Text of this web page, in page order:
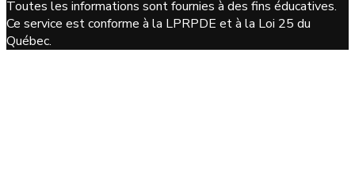
Toutes les informations sont fournies à des fins éducatives.
Ce service est conforme à la LPRPDE et à la Loi 25 du
Québec.